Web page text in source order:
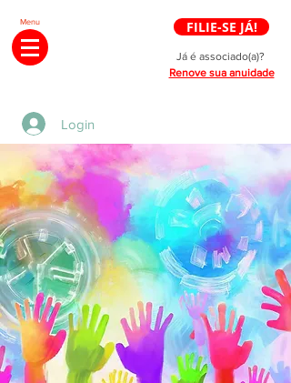
Menu FILIE-SE JÁ!
Já é associado(a)?
Renove sua anuidade
Login